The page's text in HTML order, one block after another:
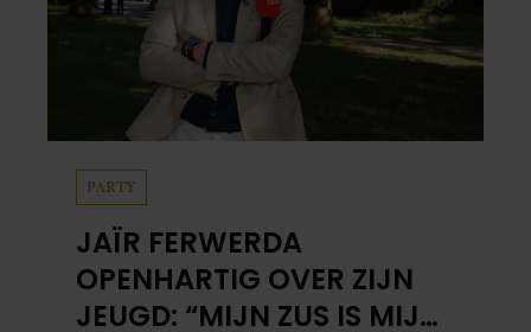
PARTY
JAÏR FERWERDA
OPENHARTIG OVER ZIJN
JEUGD: “MIJN ZUS IS MIJN